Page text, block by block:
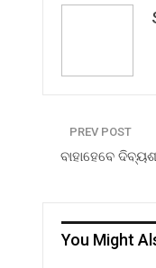
PREV POST
ବାହାହେବେ
You Might